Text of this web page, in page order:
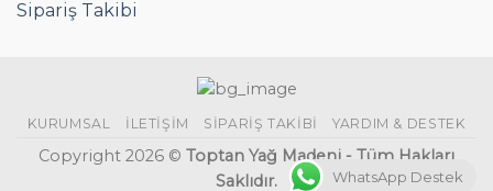
Sipariş Takibi
KURUMSAL İLETIŞIM SIPARIŞ TAKIBI YARDIM & DESTEK
Copyright 2026 © Toptan Yağ Madeni - Tüm Hakları
Saklıdır.
WhatsApp Destek